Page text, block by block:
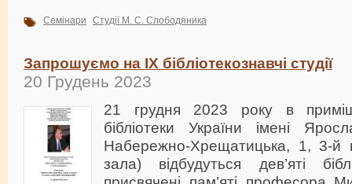
Семінари Студії М. С. Слободяника
Запрошуємо на ІХ бібліотекознавчі студії
20 Грудень 2023
21 грудня 2023 року в
бібліотеки України імені
Набережно-Хрещатицька, 1, 3-й
зала) відбудуться дев’яті